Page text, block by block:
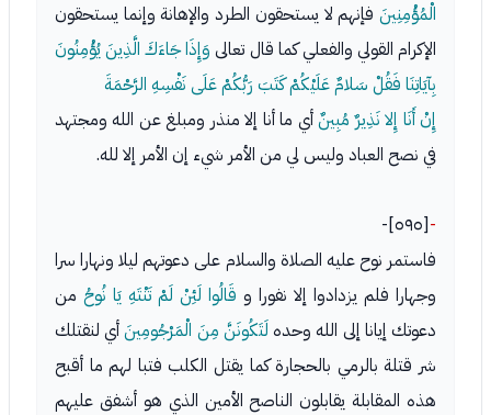
الْمُؤْمِنِينَ فإنهم لا يستحقون الطرد والإهانة وإنما يستحقون
الإكرام القولي والفعلي كما قال تعالى وَإِذَا جَاءَكَ الَّذِينَ يُؤْمِنُونَ
بِآيَاتِنَا فَقُلْ سَلامٌ عَلَيْكُمْ كَتَبَ رَبُّكُمْ عَلَى نَفْسِهِ الرَّحْمَةَ
إِنْ أَنَا إِلا نَذِيرٌ مُبِينٌأي ما أنا إلا منذر ومبلغ عن الله ومجتهد
في نصح العباد وليس لي من الأمر شيء إن الأمر إلا لله.
-[٥٩٥]-
فاستمر نوح عليه الصلاة والسلام على دعوتهم ليلا ونهارا سرا
وجهارا فلم يزدادوا إلا نفورا و قَالُوا لَئِنْ لَمْ تَنْتَهِ يَا نُوحُ من
دعوتك إيانا إلى الله وحده لَتَكُونَنَّ مِنَ الْمَرْجُومِينَأي لنقتلك
شر قتلة بالرمي بالحجارة كما يقتل الكلب فتبا لهم ما أقبح
هذه المقابلة يقابلون الناصح الأمين الذي هو أشفق عليهم